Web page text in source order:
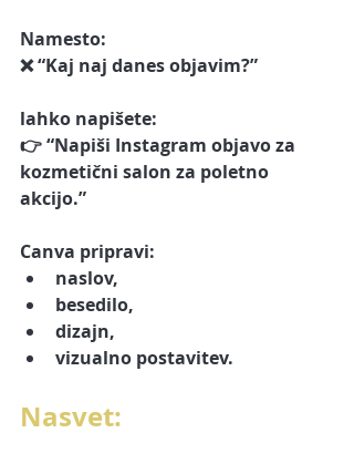
Namesto:
❌ “Kaj naj danes objavim?”
lahko napišete:
👉 “Napiši Instagram objavo za
kozmetični salon za poletno
akcijo.”
Canva pripravi:
naslov,
besedilo,
dizajn,
vizualno postavitev.
Nasvet: